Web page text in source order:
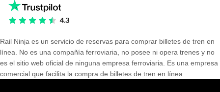
Rail Ninja es un servicio de reservas para comprar billetes de tren en
línea. No es una compañía ferroviaria, no posee ni opera trenes y no
es el sitio web oficial de ninguna empresa ferroviaria. Es una empresa
comercial que facilita la compra de billetes de tren en línea.